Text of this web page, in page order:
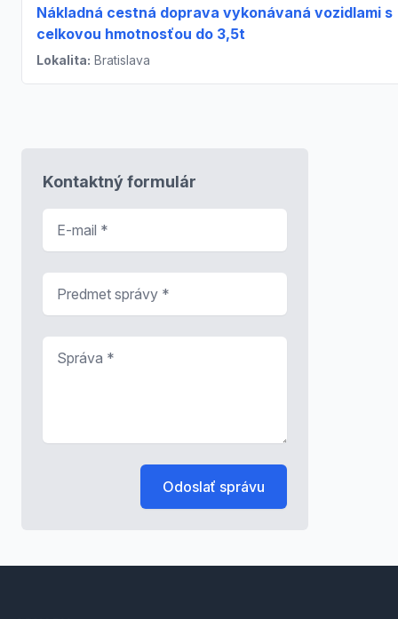
Nákladná cestná doprava vykonávaná vozidlami s
celkovou hmotnosťou do 3,5t
Lokalita: Bratislava
Kontaktný formulár
Odoslať správu